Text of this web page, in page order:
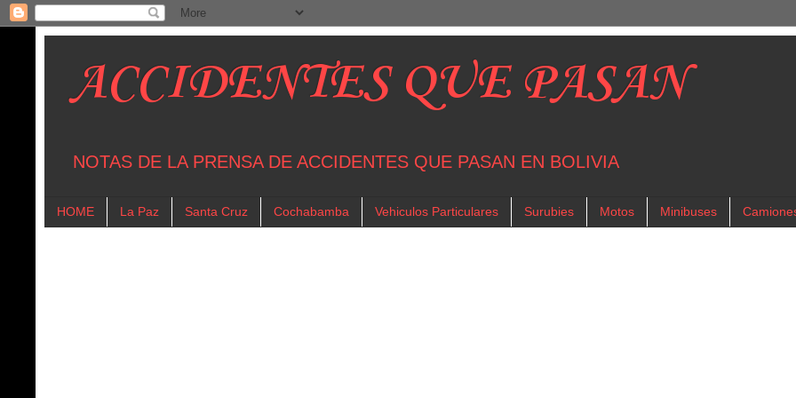
ACCIDENTES QUE PASAN
NOTAS DE LA PRENSA DE ACCIDENTES QUE PASAN EN BOLIVIA
HOME La Paz Santa Cruz Cochabamba Vehiculos Particulares Surubies Motos Minibuses